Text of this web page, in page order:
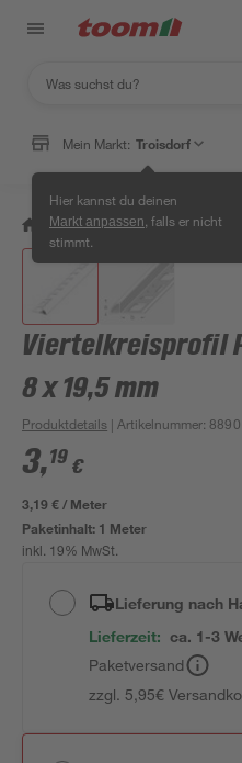
Mein Markt: Troisdorf
Hier kannst du deinen
Markt anpassen , falls er nicht
stimmt.
/ Bauen & Renovieren /
Viertelkreisprofil
8 x 19,5 mm
Produktdetails | Artikelnummer:
3,19 €
3,19 € / Meter
Paketinhalt: 1 Meter
inkl. 19% MwSt.
Lieferung nach
Lieferzeit: ca. 1-3
Paketversand
zzgl. 5,95€